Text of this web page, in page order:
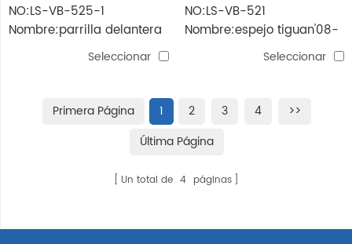
NO:LS-VB-525-1
Nombre:parrilla delantera
Seleccionar
NO:LS-VB-521
Nombre:espejo tiguan'08-
Seleccionar
Primera Página 1 2 3 4
>>
Última Página
Un total de 4 páginas